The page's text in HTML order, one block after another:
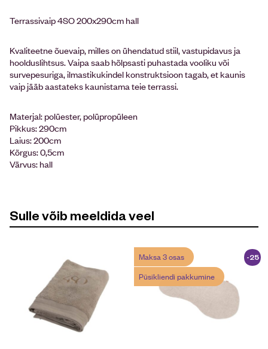
Terrassivaip 4SO 200x290cm hall
Kvaliteetne õuevaip, milles on ühendatud stiil, vastupidavus ja
hoolduslihtsus. Vaipa saab hõlpsasti puhastada vooliku või
survepesuriga, ilmastikukindel konstruktsioon tagab, et kaunis
vaip jääb aastateks kaunistama teie terrassi.
Materjal: polüester, polüpropüleen
Pikkus: 290cm
Laius: 200cm
Kõrgus: 0,5cm
Värvus: hall
Sulle võib meeldida veel
Maksa 3 osas
Püsikliendi pakkumine
-25
%